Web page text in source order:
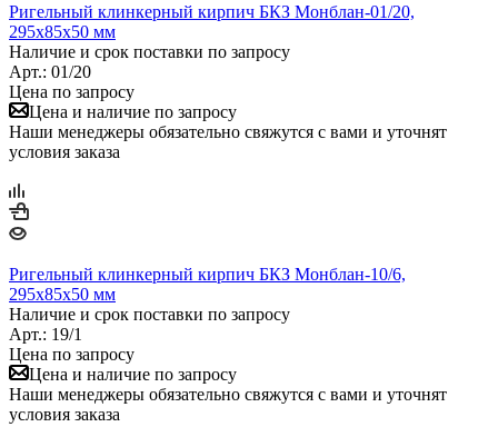
Ригельный клинкерный кирпич БКЗ Монблан-01/20,
295х85х50 мм
Наличие и срок поставки по запросу
Арт.: 01/20
Цена по запросу
Цена и наличие по запросу
Наши менеджеры обязательно свяжутся с вами и уточнят
условия заказа
Ригельный клинкерный кирпич БКЗ Монблан-10/6,
295х85х50 мм
Наличие и срок поставки по запросу
Арт.: 19/1
Цена по запросу
Цена и наличие по запросу
Наши менеджеры обязательно свяжутся с вами и уточнят
условия заказа